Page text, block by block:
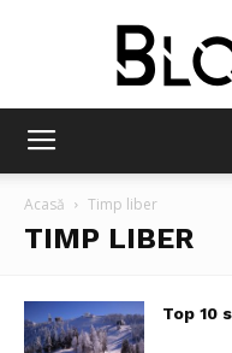
Acasă Timp liber
TIMP LIBER
Top 10